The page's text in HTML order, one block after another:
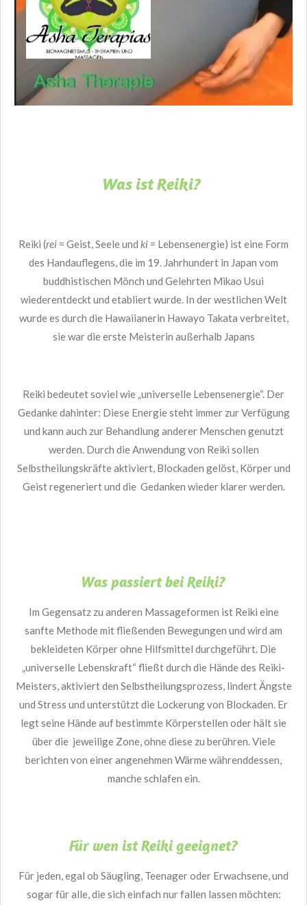
Was ist Reiki?
Reiki (rei = Geist, Seele und ki = Lebensenergie) ist eine Form
des Handauflegens, die im 19. Jahrhundert in Japan vom
buddhistischen Mönch und Gelehrten Mikao Usui
wiederentdeckt und etabliert wurde. In der westlichen Welt
wurde es durch die Hawaiianerin Hawayo Takata verbreitet,
sie war die erste Meisterin außerhalb Japans
Reiki bedeutet soviel wie „universelle Lebensenergie“. Der
Gedanke dahinter: DieseEnergiesteht immer zur Verfügung
und kann auch zur Behandlung anderer Menschen genutzt
werden. Durch die Anwendung von Reiki sollen
Selbstheilungskräfte aktiviert, Blockaden gelöst, Körper und
Geist regeneriert und dieGedanken wieder klarerwerden.
Was passiert bei Reiki?
Im Gegensatz zu anderen Massageformen ist Reiki eine
sanfte Methode mit fließenden Bewegungen und wird am
bekleideten Körper ohne Hilfsmittel durchgeführt. Die
„universelle Lebenskraft“ fließt durch die Hände des Reiki-
Meisters, aktiviert den Selbstheilungsprozess, lindert Ängste
und Stress und unterstützt die Lockerung von Blockaden. Er
legt seine Hände auf bestimmte Körperstellen oder hält sie
über die jeweilige Zone, ohne diese zu berühren. Viele
berichten von einer angenehmen Wärme währenddessen,
manche schlafen ein.
Für wen ist Reiki geeignet?
Für jeden, egal ob Säugling, Teenager oder Erwachsene, und
sogar für alle, die sich einfach nur fallen lassen möchten: